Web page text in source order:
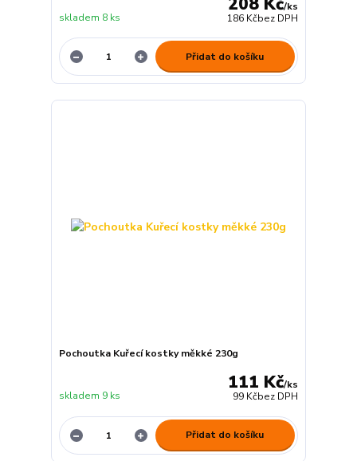
/ks
186 Kčbez DPH
skladem 8 ks
Přidat do košíku
Pochoutka Kuřecí kostky měkké 230g
111 Kč/ks
99 Kčbez DPH
skladem 9 ks
Přidat do košíku